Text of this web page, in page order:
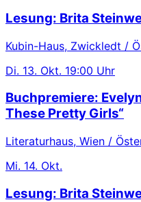
Lesung: Brita
Kubin-Haus, Zwickledt /
Di. 13. Okt. 19:00 Uhr
Buchpremiere:
These Pretty Girls“
Literaturhaus, Wien /
Mi. 14. Okt.
Lesung: Brita